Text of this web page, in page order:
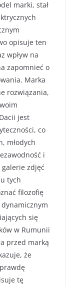
marki, stał
opisuje ten
wpływ na
zapomnieć o
Marka
rozwiązania,
jest
co
młodych
i
zdjęć
tych
filozofię
się
w Rumunii
przed marką
że
tę